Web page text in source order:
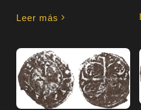
Leer más